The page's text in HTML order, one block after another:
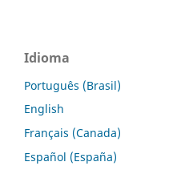
Idioma
Português (Brasil)
English
Français (Canada)
Español (España)